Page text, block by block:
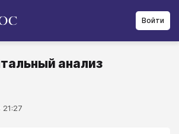
Войти
анализ
21:27